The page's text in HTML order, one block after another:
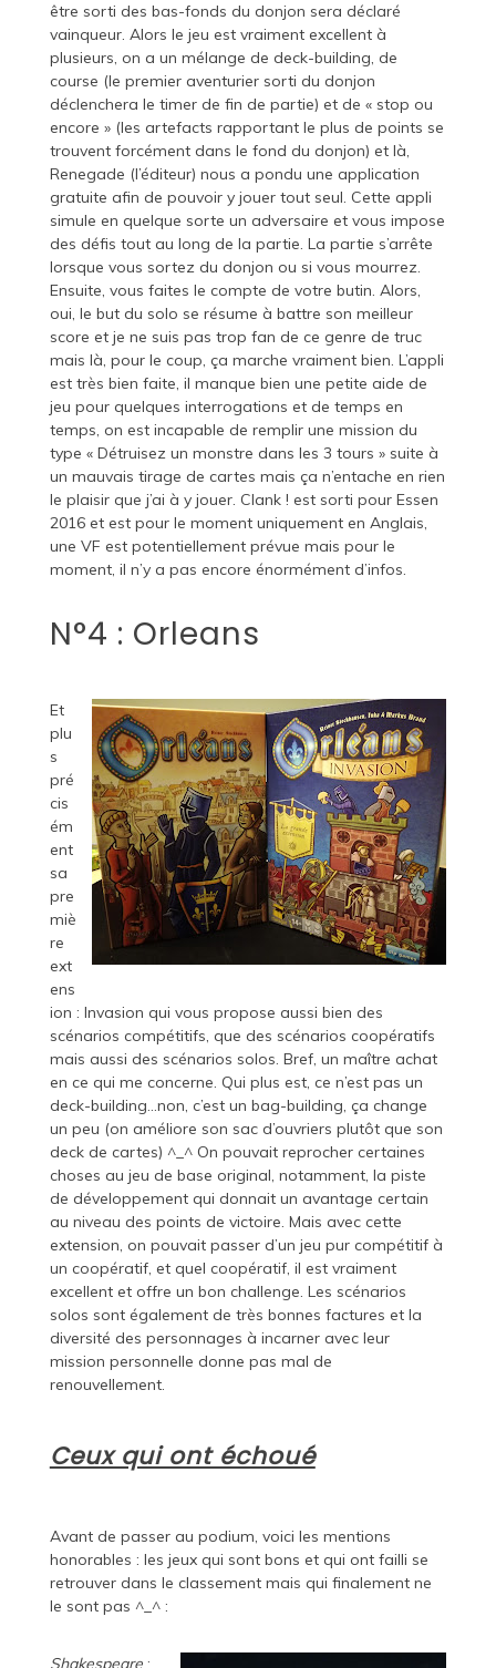
être sorti des bas-fonds du donjon sera déclaré
vainqueur. Alors le jeu est vraiment excellent à
plusieurs, on a un mélange de deck-building, de
course (le premier aventurier sorti du donjon
déclenchera le timer de fin de partie) et de « stop ou
encore » (les artefacts rapportant le plus de points se
trouvent forcément dans le fond du donjon) et là,
Renegade (l’éditeur) nous a pondu une application
gratuite afin de pouvoir y jouer tout seul. Cette appli
simule en quelque sorte un adversaire et vous impose
des défis tout au long de la partie. La partie s’arrête
lorsque vous sortez du donjon ou si vous mourrez.
Ensuite, vous faites le compte de votre butin. Alors,
oui, le but du solo se résume à battre son meilleur
score et je ne suis pas trop fan de ce genre de truc
mais là, pour le coup, ça marche vraiment bien. L’appli
est très bien faite, il manque bien une petite aide de
jeu pour quelques interrogations et de temps en
temps, on est incapable de remplir une mission du
type « Détruisez un monstre dans les 3 tours » suite à
un mauvais tirage de cartes mais ça n’entache en rien
le plaisir que j’ai à y jouer. Clank ! est sorti pour Essen
2016 et est pour le moment uniquement en Anglais,
une VF est potentiellement prévue mais pour le
moment, il n’y a pas encore énormément d’infos.
N°4 : Orleans
Et
plu
s
pré
cis
ém
ent
sa
pre
miè
re
ext
ens
ion : Invasion qui vous propose aussi bien des
scénarios compétitifs, que des scénarios coopératifs
mais aussi des scénarios solos. Bref, un maître achat
en ce qui me concerne. Qui plus est, ce n’est pas un
deck-building…non, c’est un bag-building, ça change
un peu (on améliore son sac d’ouvriers plutôt que son
deck de cartes) ^_^ On pouvait reprocher certaines
choses au jeu de base original, notamment, la piste
de développement qui donnait un avantage certain
au niveau des points de victoire. Mais avec cette
extension, on pouvait passer d’un jeu pur compétitif à
un coopératif, et quel coopératif, il est vraiment
excellent et offre un bon challenge. Les scénarios
solos sont également de très bonnes factures et la
diversité des personnages à incarner avec leur
mission personnelle donne pas mal de
renouvellement.
Ceux qui ont échoué
Avant de passer au podium, voici les mentions
honorables : les jeux qui sont bons et qui ont failli se
retrouver dans le classement mais qui finalement ne
le sont pas ^_^ :
Shakespeare: